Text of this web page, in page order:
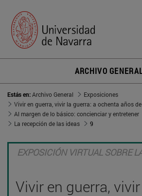
ARCHIVO
Estás en:Archivo General
Exposiciones
Al margen de lo básico: concienciar y entretener
La recepción de las ideas
9
EXPOSICIÓN VIRTUAL SOBRE
Vivir en guerra,